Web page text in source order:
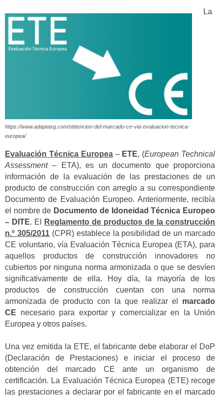
https://www.adaptasg.com/obtencion-del-marcado-ce-via-evaluacion-tecnica-
europea/
La
Evaluación Técnica Europea– ETE, (European Technical
Assessment– ETA), es un documento que proporciona
información de la evaluación de las prestaciones de un
producto de construcción con arreglo a su correspondiente
Documento de Evaluación Europeo. Anteriormente, recibía
el nombre de Documento de Idoneidad Técnica Europeo
– DITE. El
Reglamento de productos de la construcción
n.º 305/2011(CPR) establece la posibilidad de un marcado
CE voluntario, vía Evaluación Técnica Europea (ETA), para
aquellos productos de construcción innovadores no
cubiertos por ninguna norma armonizada o que se desvíen
significativamente de ella. Hoy día, la mayoría de los
productos de construcción cuentan con una norma
armonizada de producto con la que realizar el marcado
CE necesario para exportar y comercializar en la Unión
Europea y otros países.
Una vez emitida la ETE, el fabricante debe elaborar el DoP
(Declaración de Prestaciones) e iniciar el proceso de
obtención del marcado CE ante un organismo de
certificación. La Evaluación Técnica Europea (ETE) recoge
las prestaciones a declarar por el fabricante en el marcado